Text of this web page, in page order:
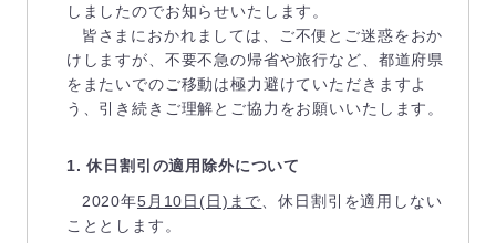
しましたのでお知らせいたします。
皆さまにおかれましては、ご不便とご迷惑をおか
けしますが、不要不急の帰省や旅行など、都道府県
をまたいでのご移動は極力避けていただきますよ
う、引き続きご理解とご協力をお願いいたします。
1. 休日割引の適用除外について
2020年5月10日(日)まで 、休日割引を適用しない
こととします。